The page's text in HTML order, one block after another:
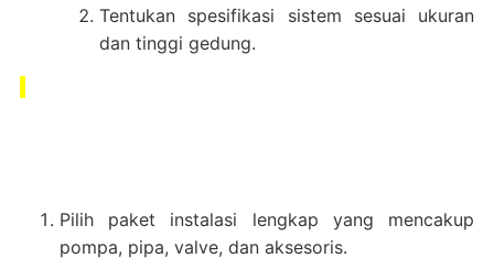
Tentukan spesifikasi sistem sesuai ukuran
dan tinggi gedung.
Pilih paket instalasi lengkap yang mencakup
pompa, pipa, valve, dan aksesoris.